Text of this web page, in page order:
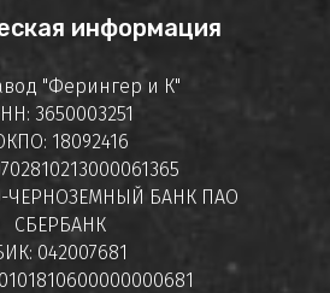
информация
"Ферингер и К"
3650003251
18092416
ЧЕРНОЗЕМНЫЙ БАНК ПАО
СБЕРБАНК
042007681